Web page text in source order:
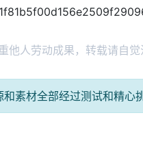
他人劳动成果，转载请自觉
素材全部经过测试和精心